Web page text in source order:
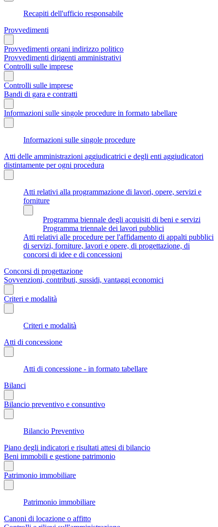
Recapiti dell'ufficio responsabile
Provvedimenti
Provvedimenti organi indirizzo politico
Provvedimenti dirigenti amministrativi
Controlli sulle imprese
Controlli sulle imprese
Bandi di gara e contratti
Informazioni sulle singole procedure in formato tabellare
Informazioni sulle singole procedure
Atti delle amministrazioni aggiudicatrici e degli enti aggiudicatori
distintamente per ogni procedura
Atti relativi alla programmazione di lavori, opere, servizi e
forniture
Programma biennale degli acquisiti di beni e servizi
Programma triennale dei lavori pubblici
Atti relativi alle procedure per l'affidamento di appalti pubblici
di servizi, forniture, lavori e opere, di progettazione, di
concorsi di idee e di concessioni
Concorsi di progettazione
Sovvenzioni, contributi, sussidi, vantaggi economici
Criteri e modalità
Criteri e modalità
Atti di concessione
Atti di concessione - in formato tabellare
Bilanci
Bilancio preventivo e consuntivo
Bilancio Preventivo
Piano degli indicatori e risultati attesi di bilancio
Beni immobili e gestione patrimonio
Patrimonio immobiliare
Patrimonio immobiliare
Canoni di locazione o affitto